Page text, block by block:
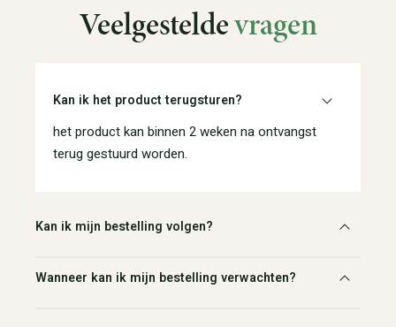
Veelgesteldevragen
Kan ik het product terugsturen?
het product kan binnen 2 weken na ontvangst
terug gestuurd worden.
Kan ik mijn bestelling volgen?
Wanneer kan ik mijn bestelling verwachten?